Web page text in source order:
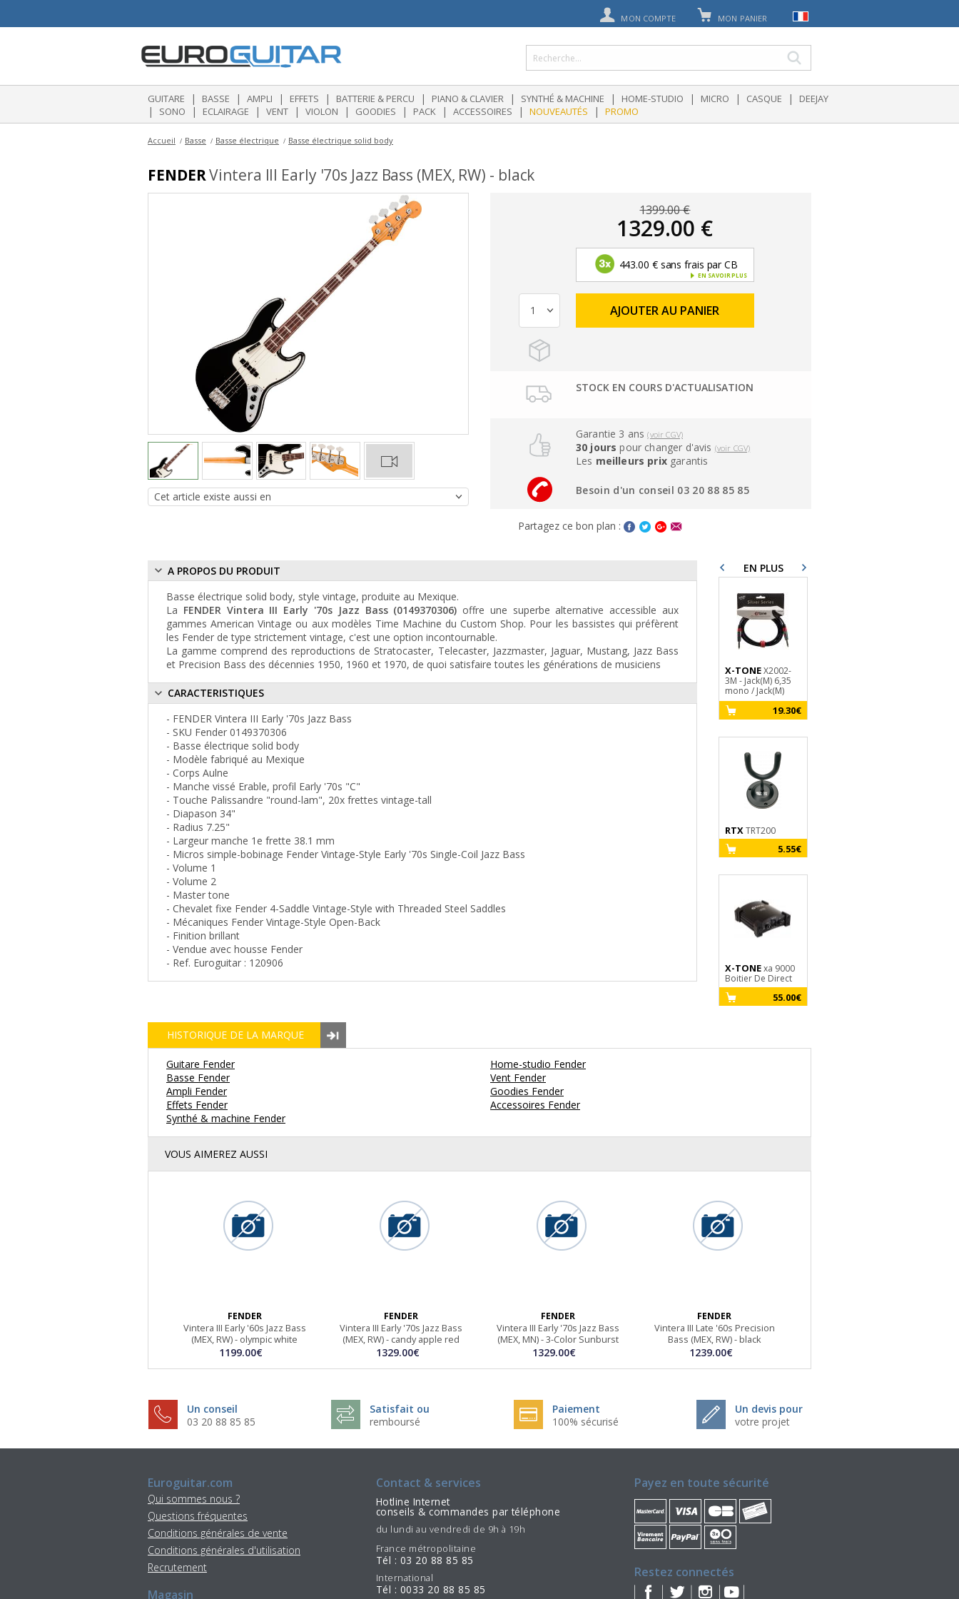
MON COMPTE MON PANIER
GUITARE | BASSE | AMPLI | EFFETS | BATTERIE & PERCU | PIANO & CLAVIER | SYNTHÉ & MACHINE | HOME-STUDIO | MICRO | CASQUE | DEEJAY
| SONO | ECLAIRAGE | VENT | VIOLON | GOODIES | PACK | ACCESSOIRES | NOUVEAUTÉS | PROMO
Accueil Basse Basse électrique Basse électrique solid body
FENDERVintera III Early '70s Jazz Bass (MEX, RW) - black
1399.00 €
1329.00 €
443.00 € sans frais par CB
EN SAVOIR PLUS
AJOUTER AU PANIER
STOCK EN COURS D'ACTUALISATION
Garantie 3 ans(voir CGV)
30 jours pour changer d'avis (voir CGV)
Les meilleurs prix garantis
Besoin d'un conseil 03 20 88 85 85
Partagez ce bon plan :
A PROPOS DU PRODUIT
Basse électrique solid body, style vintage, produite au Mexique.
La FENDER Vintera III Early '70s Jazz Bass (0149370306) offre une superbe alternative accessible aux
gammes American Vintage ou aux modèles Time Machine du Custom Shop. Pour les bassistes qui préfèrent
les Fender de type strictement vintage, c'est une option incontournable.
La gamme comprend des reproductions de Stratocaster, Telecaster, Jazzmaster, Jaguar, Mustang, Jazz Bass
et Precision Bass des décennies 1950, 1960 et 1970, de quoi satisfaire toutes les générations de musiciens
CARACTERISTIQUES
- FENDER Vintera III Early '70s Jazz Bass
- SKU Fender 0149370306
- Basse électrique solid body
- Modèle fabriqué au Mexique
- Corps Aulne
- Manche vissé Erable, profil Early '70s "C"
- Touche Palissandre "round-lam", 20x frettes vintage-tall
- Diapason 34"
- Radius 7.25"
- Largeur manche 1e frette 38.1 mm
- Micros simple-bobinage Fender Vintage-Style Early '70s Single-Coil Jazz Bass
- Volume 1
- Volume 2
- Master tone
- Chevalet fixe Fender 4-Saddle Vintage-Style with Threaded Steel Saddles
- Mécaniques Fender Vintage-Style Open-Back
- Finition brillant
- Vendue avec housse Fender
- Ref. Euroguitar : 120906
EN PLUS
X-TONEX2002-
3M - Jack(M) 6,35
mono / Jack(M)
6,35 mono SILVER
SERIES
19.30€
RTXTRT200
5.55€
X-TONExa 9000
Boitier De Direct
55.00€
HISTORIQUE DE LA MARQUE
Guitare Fender
Basse Fender
Ampli Fender
Effets Fender
Synthé & machine Fender
Home-studio Fender
Vent Fender
Goodies Fender
Accessoires Fender
VOUS AIMEREZ AUSSI
FENDER
Vintera III Early '60s Jazz Bass
(MEX, RW) - olympic white
1199.00€
FENDER
Vintera III Early '70s Jazz Bass
(MEX, RW) - candy apple red
1329.00€
FENDER
Vintera III Early '70s Jazz Bass
(MEX, MN) - 3-Color Sunburst
1329.00€
FENDER
Vintera III Late '60s Precision
Bass (MEX, RW) - black
1239.00€
Un conseil
03 20 88 85 85
Satisfait ou
remboursé
Paiement
100% sécurisé
Un devis pour
votre projet
Euroguitar.com
Qui sommes nous ?
Questions fréquentes
Conditions générales de vente
Conditions générales d'utilisation
Recrutement
Magasin
Contact & services
Hotline Internet
conseils & commandes par téléphone
du lundi au vendredi de 9h à 19h
France métropolitaine
Tél : 03 20 88 85 85
International
Tél : 0033 20 88 85 85
Payez en toute sécurité
Restez connectés